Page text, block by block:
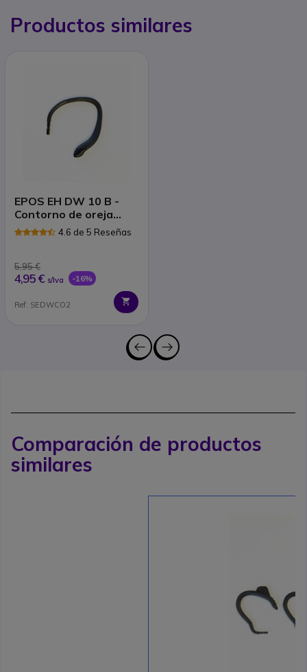
Productos similares
EPOS EH DW 10 B -
Contorno de oreja
flexible 4.6 de 5 Reseñas
5,95 €
4,95 € s/Iva -16%
Ref: SEDWCO2
Comparación de productos
similares